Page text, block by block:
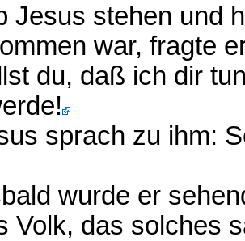
Jesus stehen und
war, fragte
du, daß ich dir
sprach zu ihm:
wurde er
Volk, das solches